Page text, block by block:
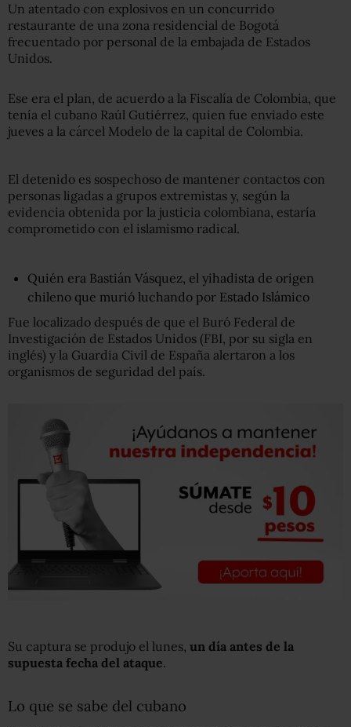
Un atentado con explosivos en un concurrido
restaurante de una zona residencial de Bogotá
frecuentado por personal de la embajada de Estados
Unidos.
Ese era el plan, de acuerdo a la Fiscalía de Colombia, que
tenía el cubano Raúl Gutiérrez, quien fue enviado este
jueves a la cárcel Modelo de la capital de Colombia.
El detenido es sospechoso de mantener contactos con
personas ligadas a grupos extremistas y, según la
evidencia obtenida por la justicia colombiana, estaría
comprometido con el islamismo radical.
Quién era Bastián Vásquez, el yihadista de origen
chileno que murió luchando por Estado Islámico
Fue localizado después de que el Buró Federal de
Investigación de Estados Unidos (FBI, por su sigla en
inglés) y la Guardia Civil de España alertaron a los
organismos de seguridad del país.
Su captura se produjo el lunes, un día antes de la
supuesta fecha del ataque.
Lo que se sabe del cubano